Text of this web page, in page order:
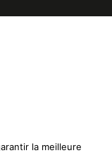
la meilleure